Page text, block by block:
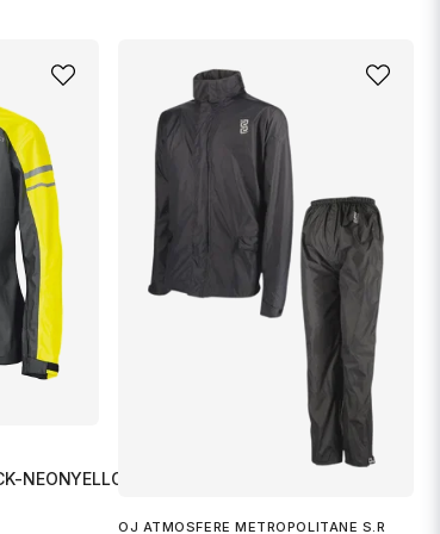
NEONYELLOW XXL
OJ ATMOSFERE METROPOLITANE S.R